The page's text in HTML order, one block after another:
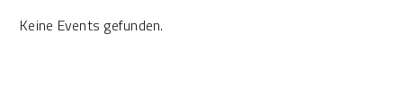
Keine Events gefunden.